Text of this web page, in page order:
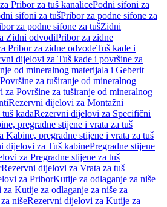
Pribor za tuš kanalicePodni sifoni za
sifoni za tušPribor za podne sifone za
za podne sifone za tušZidni
Zidni odvodiPribor za zidne
Pribor za zidne odvodeTuš kade i
dijelovi za Tuš kade i površine za
od mineralnog materijala i Geberit
Površine za tuširanje od mineralnog
za Površine za tuširanje od mineralnog
Rezervni dijelovi za Montažni
kadaRezervni dijelovi za Specifični
pregradne stijene i vrata za tuš
Kabine, pregradne stijene i vrata za tuš
dijelovi za Tuš kabinePregradne stijene
za Pregradne stijene za tuš
Rezervni dijelovi za Vrata za tuš
za PriborKutije za odlaganje za niše
Kutije za odlaganje za niše za
nišeRezervni dijelovi za Kutije za